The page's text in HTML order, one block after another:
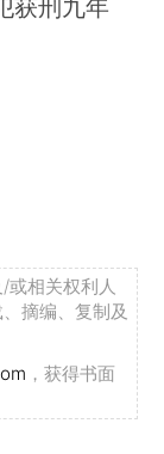
获刑九年
或相关权利人
摘编、复制及
，获得书面